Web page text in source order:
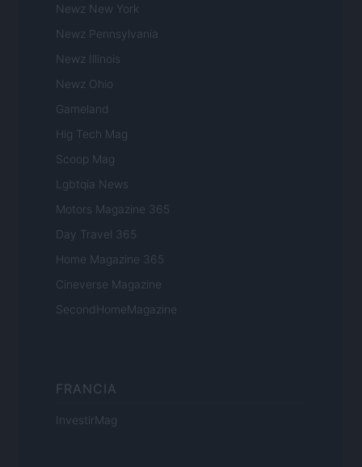
Newz New York
Newz Pennsylvania
Newz Illinois
Newz Ohio
Gameland
Hig Tech Mag
Scoop Mag
Lgbtqia News
Motors Magazine 365
Day Travel 365
Home Magazine 365
Cineverse Magazine
SecondHomeMagazine
FRANCIA
InvestirMag